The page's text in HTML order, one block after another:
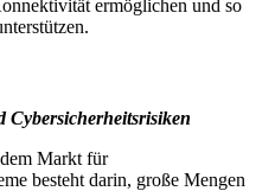
ermöglichen und so
Cybersicherheitsrisiken
Markt für
besteht darin, große Mengen